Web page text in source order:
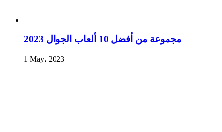
مجموعة من أفضل 10 ألعاب الجوال 2023
1 May، 2023